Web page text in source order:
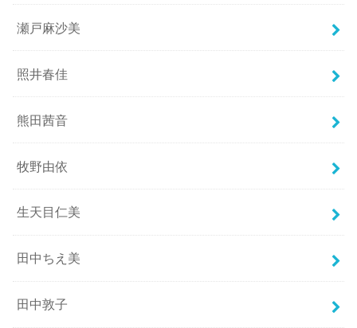
瀬戸麻沙美
照井春佳
熊田茜音
牧野由依
生天目仁美
田中ちえ美
田中敦子